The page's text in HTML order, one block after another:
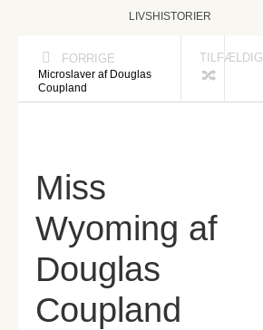
LIVSHISTORIER
FORRIGE
Microslaver af Douglas
Coupland
TILFÆLDIG
Miss
Wyoming af
Douglas
Coupland